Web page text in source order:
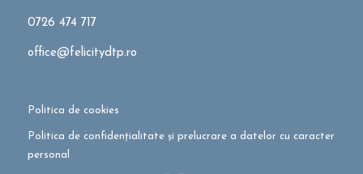
0726 474 717
office@felicitydtp.ro
Politica de cookies
Politica de confidențialitate și prelucrare a datelor cu caracter
personal